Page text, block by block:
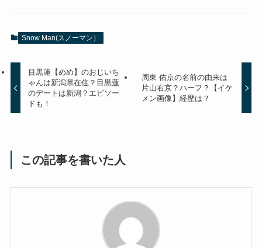
Snow Man(スノーマン）
目黒蓮【めめ】のおじいち
ゃんは新潟県在住？目黒蓮
のデートは新潟？エピソー
ドも！
周東 佑京の名前の由来は
片山右京？ハーフ？【イケ
メン画像】経歴は？
この記事を書いた人